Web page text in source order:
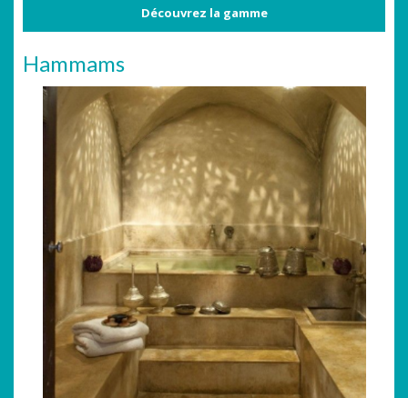
Découvrez la gamme
Hammams